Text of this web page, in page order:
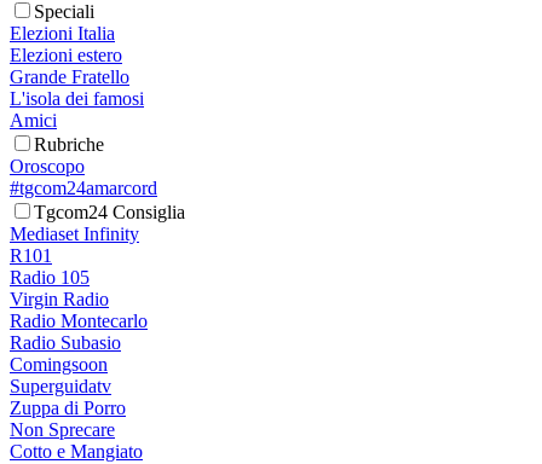
Speciali
Elezioni Italia
Elezioni estero
Grande Fratello
L'isola dei famosi
Amici
Rubriche
Oroscopo
#tgcom24amarcord
Tgcom24 Consiglia
Mediaset Infinity
R101
Radio 105
Virgin Radio
Radio Montecarlo
Radio Subasio
Comingsoon
Superguidatv
Zuppa di Porro
Non Sprecare
Cotto e Mangiato